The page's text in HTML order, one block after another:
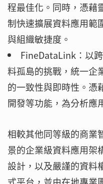
程最佳化。同時，憑藉
制快速擴展資料應用範
與組織敏捷度。
FineDataLink：以
料孤島的挑戰，統一企
的一致性與即時性。憑
開發等功能，為分析應
相較其他同等級的商業
景的企業級資料應用架
設計，以及嚴謹的資料